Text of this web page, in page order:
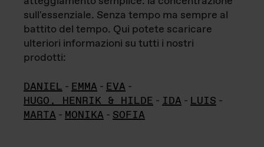
sull'essenziale. Senza tempo ma sempre al
battito del tempo. Qui potete scaricare
ulteriori informazioni su tutti i nostri
prodotti:
DANIEL - EMMA - EVA -
HUGO, HENRIK & HILDE - IDA - LUIS -
MARTA - MONIKA - SOFIA